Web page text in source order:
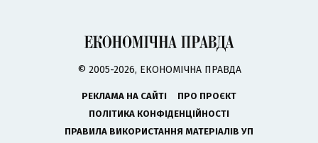
© 2005-2026, ЕКОНОМІЧНА ПРАВДА
РЕКЛАМА НА САЙТІ
ПРО ПРОЄКТ
ПОЛІТИКА КОНФІДЕНЦІЙНОСТІ
ПРАВИЛА ВИКОРИСТАННЯ МАТЕРІАЛІВ УП